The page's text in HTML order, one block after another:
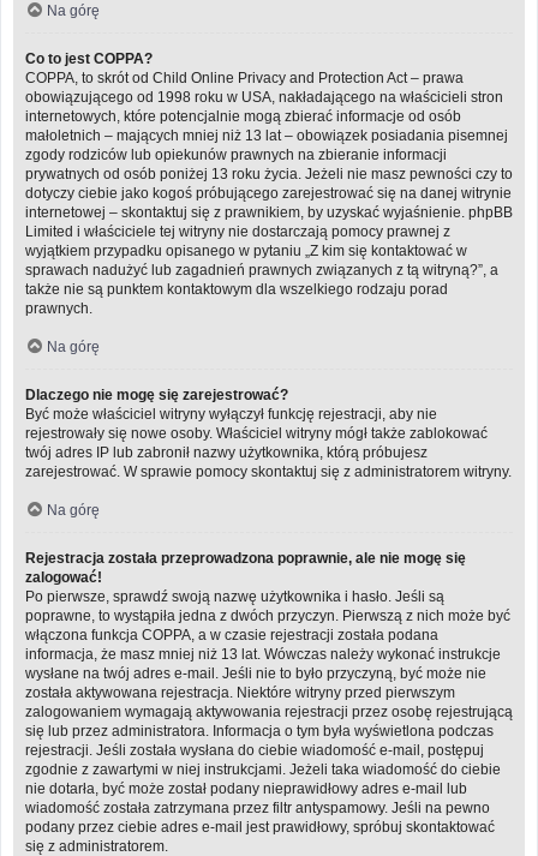
Na górę
Co to jest COPPA?
COPPA, to skrót od Child Online Privacy and Protection Act – prawa
obowiązującego od 1998 roku w USA, nakładającego na właścicieli stron
internetowych, które potencjalnie mogą zbierać informacje od osób
małoletnich – mających mniej niż 13 lat – obowiązek posiadania pisemnej
zgody rodziców lub opiekunów prawnych na zbieranie informacji
prywatnych od osób poniżej 13 roku życia. Jeżeli nie masz pewności czy to
dotyczy ciebie jako kogoś próbującego zarejestrować się na danej witrynie
internetowej – skontaktuj się z prawnikiem, by uzyskać wyjaśnienie. phpBB
Limited i właściciele tej witryny nie dostarczają pomocy prawnej z
wyjątkiem przypadku opisanego w pytaniu „Z kim się kontaktować w
sprawach nadużyć lub zagadnień prawnych związanych z tą witryną?”, a
także nie są punktem kontaktowym dla wszelkiego rodzaju porad
prawnych.
Na górę
Dlaczego nie mogę się zarejestrować?
Być może właściciel witryny wyłączył funkcję rejestracji, aby nie
rejestrowały się nowe osoby. Właściciel witryny mógł także zablokować
twój adres IP lub zabronił nazwy użytkownika, którą próbujesz
zarejestrować. W sprawie pomocy skontaktuj się z administratorem witryny.
Na górę
Rejestracja została przeprowadzona poprawnie, ale nie mogę się
zalogować!
Po pierwsze, sprawdź swoją nazwę użytkownika i hasło. Jeśli są
poprawne, to wystąpiła jedna z dwóch przyczyn. Pierwszą z nich może być
włączona funkcja COPPA, a w czasie rejestracji została podana
informacja, że masz mniej niż 13 lat. Wówczas należy wykonać instrukcje
wysłane na twój adres e-mail. Jeśli nie to było przyczyną, być może nie
została aktywowana rejestracja. Niektóre witryny przed pierwszym
zalogowaniem wymagają aktywowania rejestracji przez osobę rejestrującą
się lub przez administratora. Informacja o tym była wyświetlona podczas
rejestracji. Jeśli została wysłana do ciebie wiadomość e-mail, postępuj
zgodnie z zawartymi w niej instrukcjami. Jeżeli taka wiadomość do ciebie
nie dotarła, być może został podany nieprawidłowy adres e-mail lub
wiadomość została zatrzymana przez filtr antyspamowy. Jeśli na pewno
podany przez ciebie adres e-mail jest prawidłowy, spróbuj skontaktować
się z administratorem.